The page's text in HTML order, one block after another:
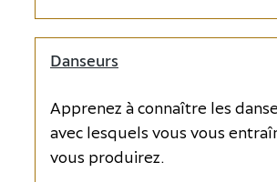
Danseurs
Apprenez à connaître les
avec lesquels vous vous
vous produirez.